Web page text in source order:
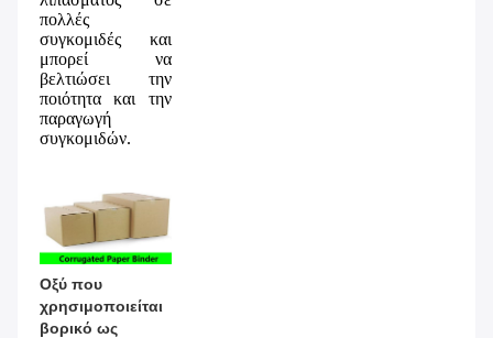
πολλές
συγκομιδές και
μπορεί να
βελτιώσει την
ποιότητα και την
παραγωγή
συγκομιδών.
Οξύ που
χρησιμοποιείται
βορικό ως